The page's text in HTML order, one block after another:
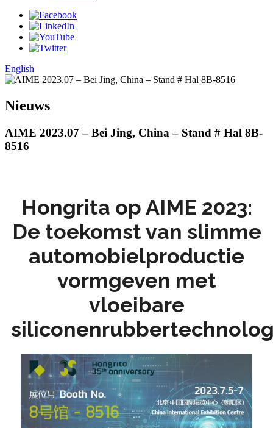
English
Nieuws
AIME 2023.07 – Bei Jing, China – Stand # Hal 8B-
8516
Hongrita op AIME 2023:
De toekomst van slimme
automobielproductie
vormgeven met
vloeibare